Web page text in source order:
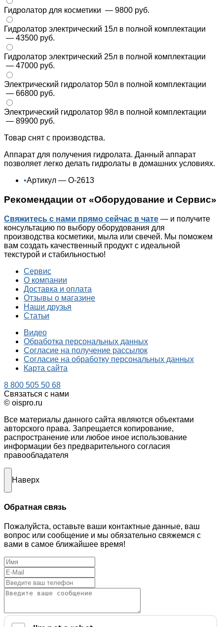
Гидролатор для косметики — 9800 руб.
Гидролатор электрический 15л в полной комплектации
— 43500 руб.
Гидролатор электрический 25л в полной комплектации
— 47000 руб.
Электрический гидролатор 50л в полной комплектации
— 66800 руб.
Электрический гидролатор 98л в полной комплектации
— 89900 руб.
Товар снят с производства.
Аппарат для получения гидролата. Данный аппарат
позволяет легко делать гидролаты в домашних условиях.
•Артикул — О-2613
Рекомендации от «Оборудование и Сервис»
Свяжитесь с нами прямо сейчас в чате — и получите
консультацию по выбору оборудования для
производства косметики, мыла или свечей. Мы поможем
вам создать качественный продукт с идеальной
текстурой и стабильностью!
Сервис
О компании
Доставка и оплата
Отзывы о магазине
Наши друзья
Статьи
Видео
Обработка персональных данных
Согласие на получение рассылок
Согласие на обработку персональных данных
Карта сайта
8 800 505 50 68
Связаться с нами
© oispro.ru
Все материалы данного сайта являются объектами
авторского права. Запрещается копирование,
распространение или любое иное использование
информации без предварительного согласия
правообладателя
Наверх
Обратная связь
Пожалуйста, оставьте ваши контактные данные, ваш
вопрос или сообщение и мы обязательно свяжемся с
вами в самое ближайшее время!